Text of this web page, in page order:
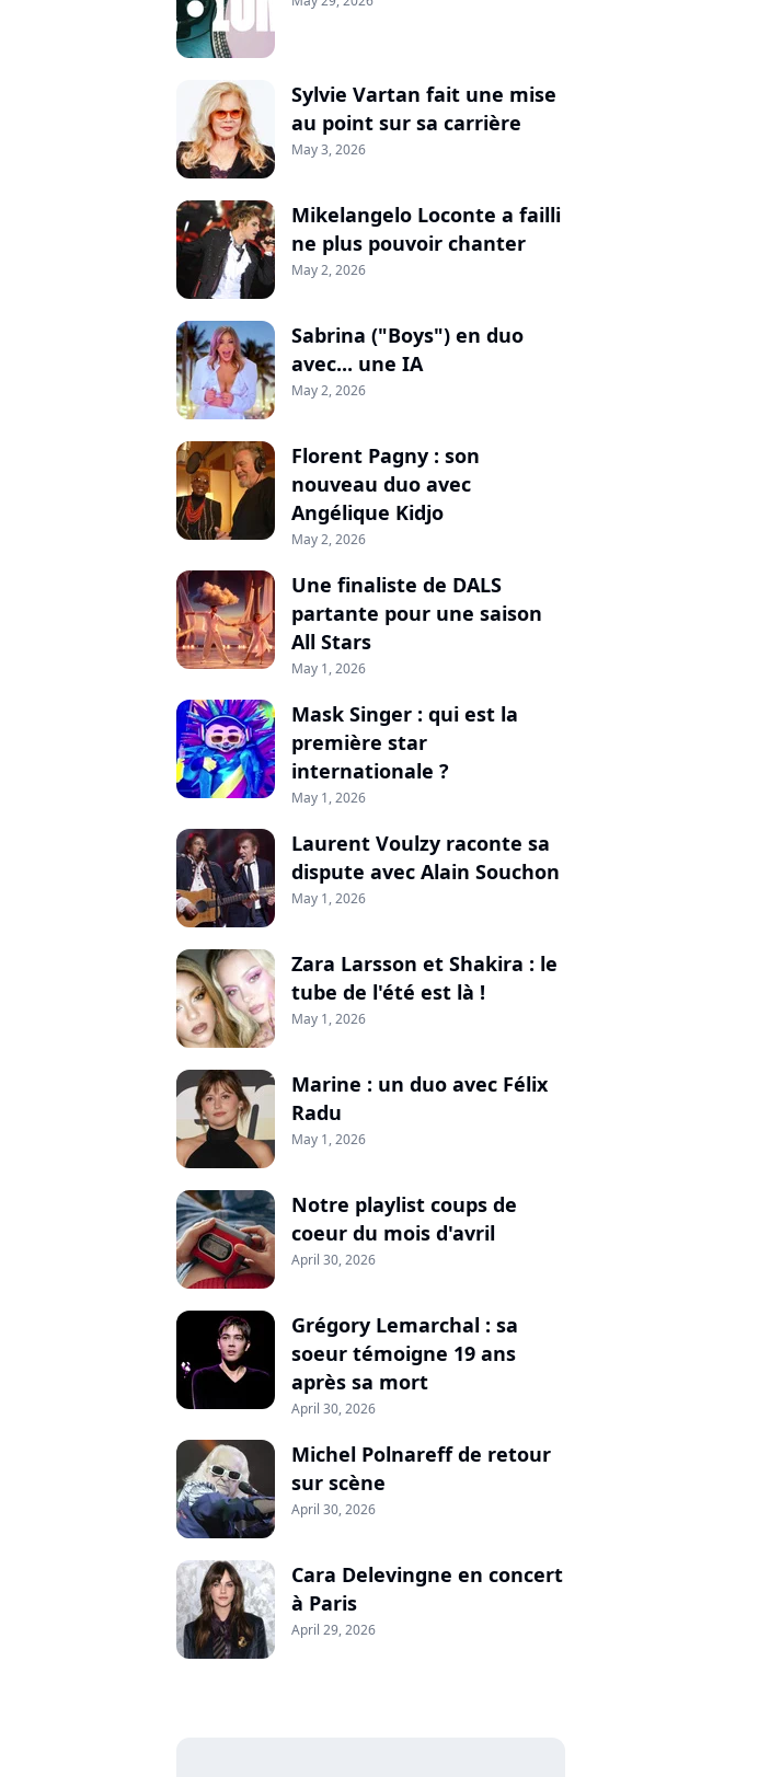
Sylvie Vartan fait une mise
au point sur sa carrière
May 3, 2026
Mikelangelo Loconte a failli
ne plus pouvoir chanter
May 2, 2026
Sabrina ("Boys") en duo
avec... une IA
May 2, 2026
Florent Pagny : son
nouveau duo avec
Angélique Kidjo
May 2, 2026
Une finaliste de DALS
partante pour une saison
All Stars
May 1, 2026
Mask Singer : qui est la
première star
internationale ?
May 1, 2026
Laurent Voulzy raconte sa
dispute avec Alain Souchon
May 1, 2026
Zara Larsson et Shakira : le
tube de l'été est là !
May 1, 2026
Marine : un duo avec Félix
Radu
May 1, 2026
Notre playlist coups de
coeur du mois d'avril
April 30, 2026
Grégory Lemarchal : sa
soeur témoigne 19 ans
après sa mort
April 30, 2026
Michel Polnareff de retour
sur scène
April 30, 2026
Cara Delevingne en concert
à Paris
April 29, 2026